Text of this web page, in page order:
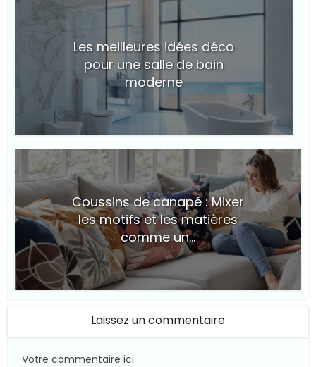
Les meilleures idées déco
pour une salle de bain
moderne
Coussins de canapé : Mixer
les motifs et les matières
comme un...
Laissez un commentaire
Votre commentaire ici